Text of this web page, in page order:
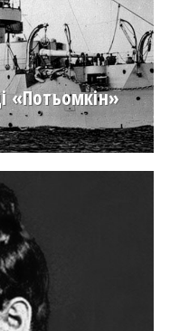
«Потьомкін»